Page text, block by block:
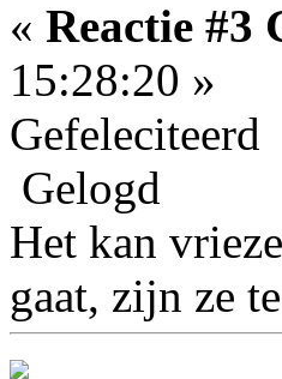
« Reactie #3
15:28:20 »
Gefeleciteerd
Gelogd
Het kan
gaat, zijn ze